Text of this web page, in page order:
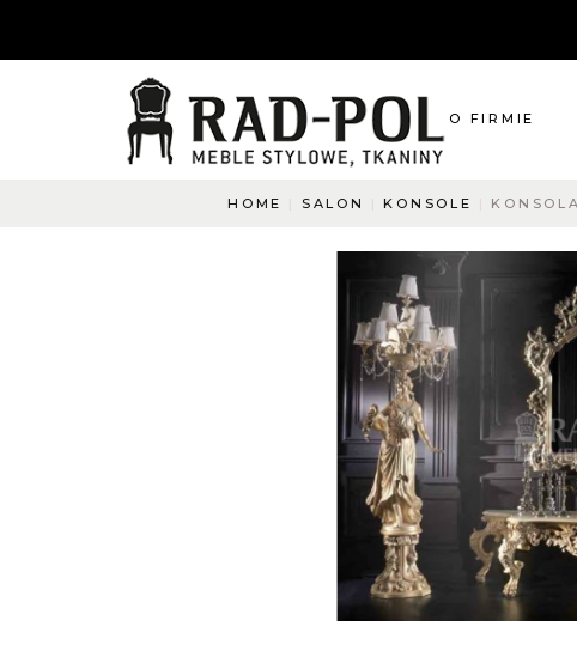
O FIRMIE
Blog
Aktualności
O co pytacie?
Napisz do nas
HOME SALON KONSOLE